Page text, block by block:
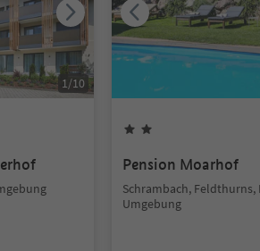
1/10
Pension Moarhof
Schrambach, Feldthurns,
Umgebung